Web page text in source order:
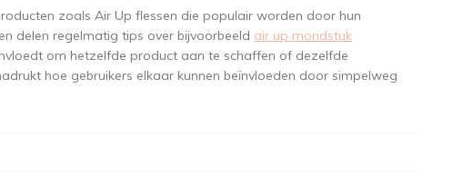
zoals Air Up flessen die populair worden door hun
delen regelmatig tips over bijvoorbeeld air up mondstuk
om hetzelfde product aan te schaffen of dezelfde
hoe gebruikers elkaar kunnen beïnvloeden door simpelweg